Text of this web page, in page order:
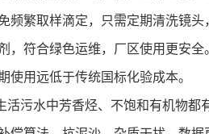
频繁取样滴定，只需定期清洗镜头
，符合绿色运维，厂区使用更安全
使用远低于传统国标化验成本。
活污水中芳香烃、不饱和有机物都